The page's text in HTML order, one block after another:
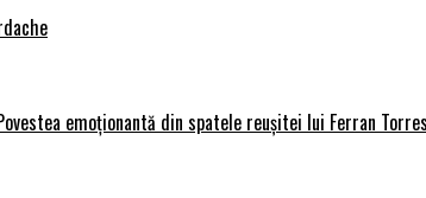
emoționantă din spatele reușitei lui Ferran